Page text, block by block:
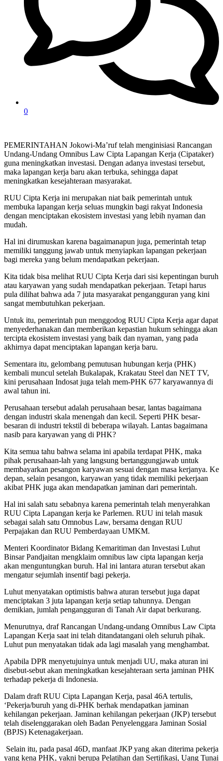
0
PEMERINTAHAN Jokowi-Ma’ruf telah menginisiasi Rancangan
Undang-Undang Omnibus Law Cipta Lapangan Kerja (Cipataker)
guna meningkatkan investasi. Dengan adanya investasi tersebut,
maka lapangan kerja baru akan terbuka, sehingga dapat
meningkatkan kesejahteraan masyarakat.
RUU Cipta Kerja ini merupakan niat baik pemerintah untuk
membuka lapangan kerja seluas mungkin bagi rakyat Indonesia
dengan menciptakan ekosistem investasi yang lebih nyaman dan
mudah.
Hal ini dirumuskan karena bagaimanapun juga, pemerintah tetap
memiliki tanggung jawab untuk menyiapkan lapangan pekerjaan
bagi mereka yang belum mendapatkan pekerjaan.
Kita tidak bisa melihat RUU Cipta Kerja dari sisi kepentingan buruh
atau karyawan yang sudah mendapatkan pekerjaan. Tetapi harus
pula dilihat bahwa ada 7 juta masyarakat pengangguran yang kini
sangat membutuhkan pekerjaan.
Untuk itu, pemerintah pun menggodog RUU Cipta Kerja agar dapat
menyederhanakan dan memberikan kepastian hukum sehingga akan
tercipta ekosistem investasi yang baik dan nyaman, yang pada
akhirnya dapat menciptakan lapangan kerja baru.
Sementara itu, gelombang pemutusan hubungan kerja (PHK)
kembali muncul setelah Bukalapak, Krakatau Steel dan NET TV,
kini perusahaan Indosat juga telah mem-PHK 677 karyawannya di
awal tahun ini.
Perusahaan tersebut adalah perusahaan besar, lantas bagaimana
dengan industri skala menengah dan kecil. Seperti PHK besar-
besaran di industri tekstil di beberapa wilayah. Lantas bagaimana
nasib para karyawan yang di PHK?
Kita semua tahu bahwa selama ini apabila terdapat PHK, maka
pihak perusahaan-lah yang langsung bertanggungjawab untuk
membayarkan pesangon karyawan sesuai dengan masa kerjanya. Ke
depan, selain pesangon, karyawan yang tidak memiliki pekerjaan
akibat PHK juga akan mendapatkan jaminan dari pemerintah.
Hal ini salah satu sebabnya karena pemerintah telah menyerahkan
RUU Cipta Lapangan kerja ke Parlemen. RUU ini telah masuk
sebagai salah satu Omnobus Law, bersama dengan RUU
Perpajakan dan RUU Pemberdayaan UMKM.
Menteri Koordinator Bidang Kemaritiman dan Investasi Luhut
Binsar Pandjaitan mengklaim omnibus law cipta lapangan kerja
akan menguntungkan buruh. Hal ini lantara aturan tersebut akan
mengatur sejumlah insentif bagi pekerja.
Luhut menyatakan optimistis bahwa aturan tersebut juga dapat
menciptakan 3 juta lapangan kerja setiap tahunnya. Dengan
demikian, jumlah pengangguran di Tanah Air dapat berkurang.
Menurutnya, draf Rancangan Undang-undang Omnibus Law Cipta
Lapangan Kerja saat ini telah ditandatangani oleh seluruh pihak.
Luhut pun menyatakan tidak ada lagi masalah yang menghambat.
Apabila DPR menyetujuinya untuk menjadi UU, maka aturan ini
disebut-sebut akan meningkatkan kesejahteraan serta jaminan PHK
terhadap pekerja di Indonesia.
Dalam draft RUU Cipta Lapangan Kerja, pasal 46A tertulis,
‘Pekerja/buruh yang di-PHK berhak mendapatkan jaminan
kehilangan pekerjaan. Jaminan kehilangan pekerjaan (JKP) tersebut
telah diselenggarakan oleh Badan Penyelenggara Jaminan Sosial
(BPJS) Ketenagakerjaan.
Selain itu, pada pasal 46D, manfaat JKP yang akan diterima pekerja
yang kena PHK, yakni berupa Pelatihan dan Sertifikasi, Uang Tunai